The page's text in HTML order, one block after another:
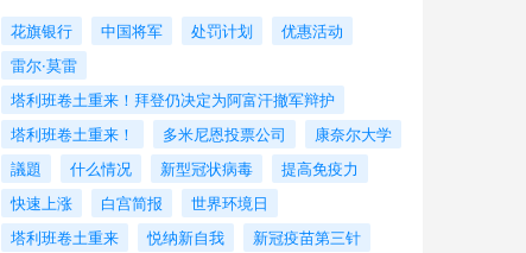
花旗银行 中国将军 处罚计划
优惠活动
雷尔·莫雷
塔利班卷土重来！拜登仍决定为阿富汗撤军辩护
塔利班卷土重来！
多米尼恩投票公司
康奈尔大学
議題
什么情况 新型冠状病毒
提高免疫力
快速上涨
白宫简报
世界环境日
塔利班卷土重来
悦纳新自我
新冠疫苗第三针